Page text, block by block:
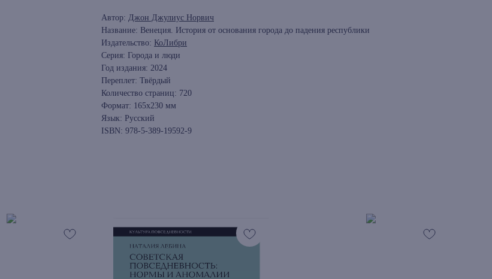
Автор: Джон Джулиус Норвич
Название: Венеция. История от основания города до падения республики
Издательство: КоЛибри
Серия: Города и люди
Год издания: 2024
Переплет: Твёрдый
Количество страниц: 720
Формат: 165х230 мм
Язык: Русский
ISBN: 978-5-389-19592-9